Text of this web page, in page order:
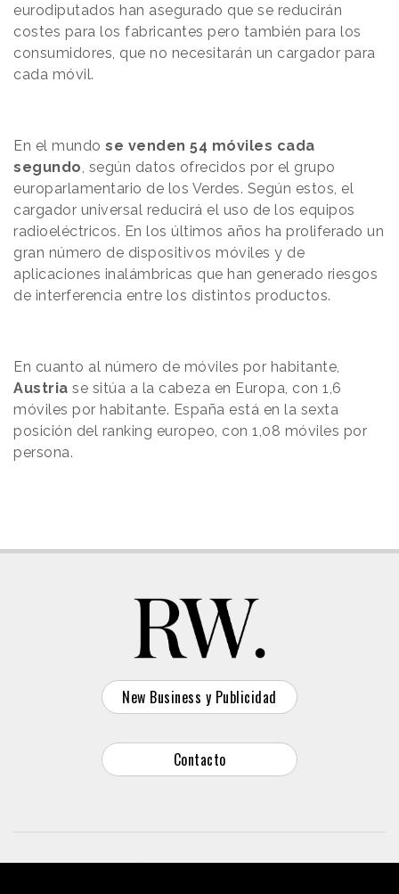
eurodiputados han asegurado que se reducirán
costes para los fabricantes pero también para los
consumidores, que no necesitarán un cargador para
cada móvil.
En el mundo se venden 54 móviles cada
segundo , según datos ofrecidos por el grupo
europarlamentario de los Verdes. Según estos, el
cargador universal reducirá el uso de los equipos
radioeléctricos. En los últimos años ha proliferado un
gran número de dispositivos móviles y de
aplicaciones inalámbricas que han generado riesgos
de interferencia entre los distintos productos.
En cuanto al número de móviles por habitante,
Austria se sitúa a la cabeza en Europa, con 1,6
móviles por habitante. España está en la sexta
posición del ranking europeo, con 1,08 móviles por
persona.
New Business y Publicidad
Contacto
© 2026 Reason Why